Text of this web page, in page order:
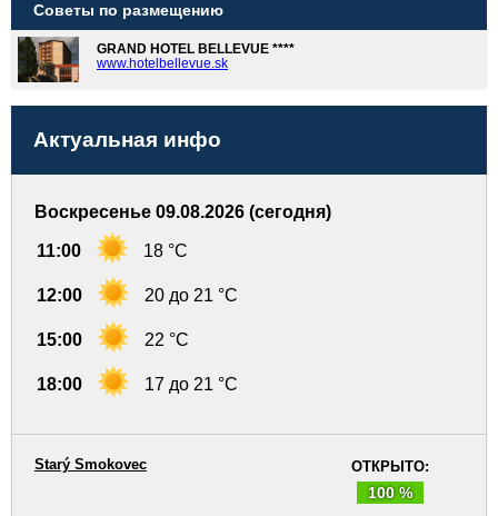
Советы по размещению
GRAND HOTEL BELLEVUE ****
www.hotelbellevue.sk
Актуальная инфо
Воскресенье 09.08.2026 (сегодня)
11:00 18 °C
12:00 20 до 21 °C
15:00 22 °C
18:00 17 до 21 °C
ОТКРЫТО:
100 %
Starý Smokovec